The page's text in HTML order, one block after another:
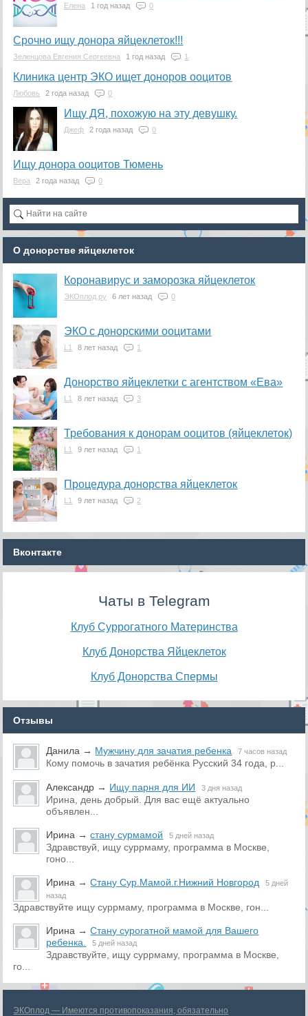
Елена 1 год назад 0
Срочно ищу донора яйцеклеток!!!
Зеленцова Евгения Сергеевна 1 год назад 1
Клиника центр ЭКО ищет доноров ооцитов
Любовь 2 года назад 0
Ищу ДЯ, похожую на эту девушку.
Джеф 2 года назад 0
Ищу донора ооцитов Тюмень
Вера 2 года назад 0
О донорстве яйцеклеток
Коронавирус и заморозка яйцеклеток
ЭКОплод.ру 6 лет назад 0
ЭКО с донорскими ооцитами
L1 8 лет назад 1
Донорство яйцеклетки с агентством «Ева»
L1 8 лет назад 3
Требования к донорам ооцитов (яйцеклеток)
L1 9 лет назад 1
Процедура донорства яйцеклеток
L1 9 лет назад 2
Вконтакте
Чаты в Telegram
Клуб Суррогатного Материнства
Клуб Донорства Яйцеклеток
Клуб Донорства Спермы
Отзывы
Данила → Мужчину для зачатия ребенка 7 часов назад
Кому помочь в зачатия ребёнка Русский 34 года, р...
Александр → Ищу парня для ИИ 3 дня назад
Ирина, день добрый. Для вас ещё актуально
объявлен...
Ирина →стану сурмамой 5 дней назад
Здравствуй, ищу суррмаму, программа в Москве,
гоно...
Ирина →Стану Сур.Мамой.г.Нижний Новгород
5 дней
назад
Здравствуйте ищу суррмаму, программа в Москве, гон...
Ирина →Стану сурогатной мамой для Вашего
ребенка.
5 дней назад
Здравствуйте, ищу суррмаму, программа в Москве,
го...
ЭКОплод — Имеются противопоказания, обязательно